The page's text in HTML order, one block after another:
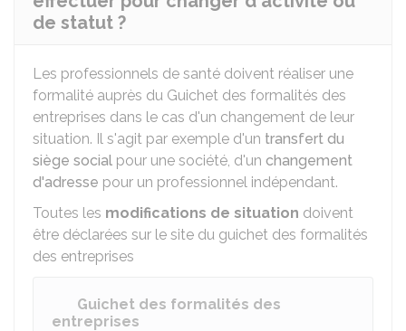
de statut ?
Les professionnels de santé doivent réaliser une
formalité auprès du Guichet des formalités des
entreprises dans le cas d'un changement de leur
situation. Il s'agit par exemple d'un transfert du
siège social pour une société, d'un changement
d'adresse pour un professionnel indépendant.
Toutes les modifications de situation doivent
être déclarées sur le site du guichet des formalités
des entreprises
Guichet des formalités des
entreprises